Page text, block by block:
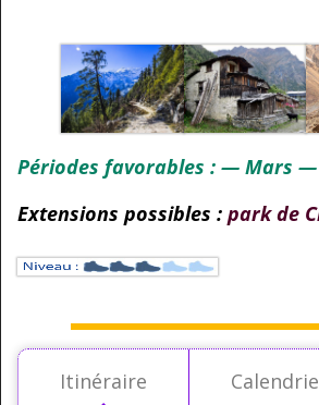
Périodes favorables : —
Extensions possibles :park de
Itinéraire